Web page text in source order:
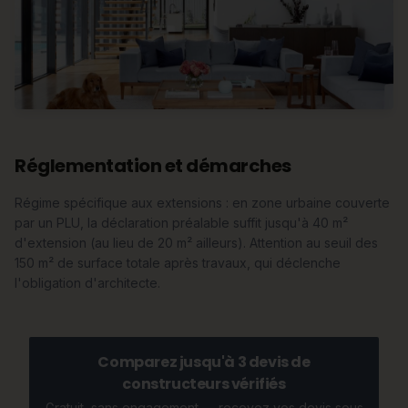
Réglementation et démarches
Régime spécifique aux extensions : en zone urbaine couverte
par un PLU, la déclaration préalable suffit jusqu'à 40 m²
d'extension (au lieu de 20 m² ailleurs). Attention au seuil des
150 m² de surface totale après travaux, qui déclenche
l'obligation d'architecte.
Comparez jusqu'à 3 devis de
constructeurs vérifiés